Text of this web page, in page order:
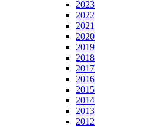
2023
2022
2021
2020
2019
2018
2017
2016
2015
2014
2013
2012